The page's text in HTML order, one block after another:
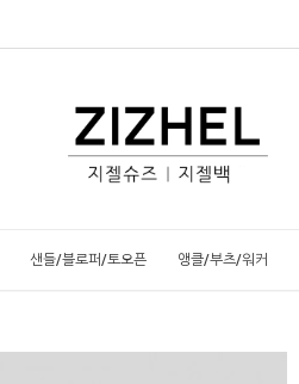
샌들/블로퍼/토오픈 앵클/부츠/워커